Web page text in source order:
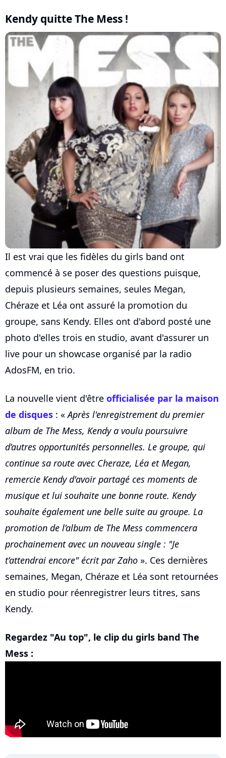
Kendy quitte The Mess !
Il est vrai que les fidèles du girls band ont
commencé à se poser des questions puisque,
depuis plusieurs semaines, seules Megan,
Chéraze et Léa ont assuré la promotion du
groupe, sans Kendy. Elles ont d'abord posté une
photo d'elles trois en studio, avant d'assurer un
live pour un showcase organisé par la radio
AdosFM, en trio.
La nouvelle vient d'être officialisée par la maison
de disques : «Après l'enregistrement du premier
album de The Mess, Kendy a voulu poursuivre
d’autres opportunités personnelles. Le groupe, qui
continue sa route avec Cheraze, Léa et Megan,
remercie Kendy d'avoir partagé ces moments de
musique et lui souhaite une bonne route. Kendy
souhaite également une belle suite au groupe. La
promotion de l’album de The Mess commencera
prochainement avec un nouveau single : "Je
t’attendrai encore" écrit par Zaho ». Ces dernières
semaines, Megan, Chéraze et Léa sont retournées
en studio pour réenregistrer leurs titres, sans
Kendy.
Regardez "Au top", le clip du girls band The
Mess :